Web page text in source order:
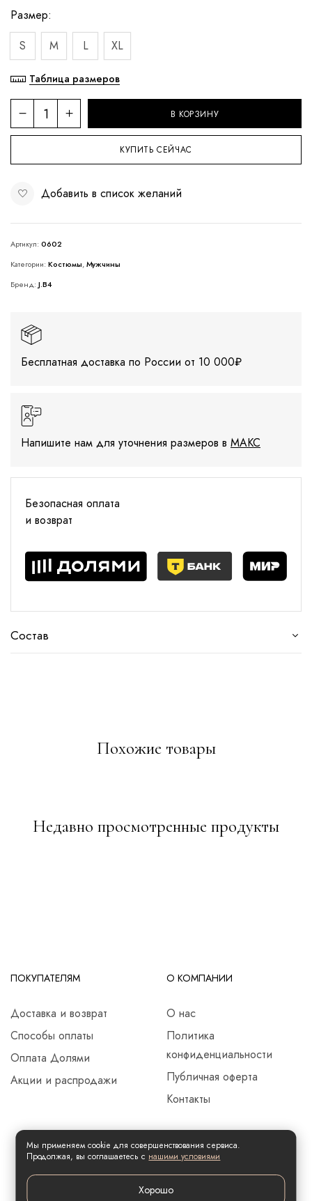
Размер
S
M L XL
Таблица размеров
В КОРЗИНУ
КУПИТЬ СЕЙЧАС
Добавить в список желаний
Артикул: 0602
Категории: Костюмы, Мужчины
Бренд:J.B4
Бесплатная доставка по России от 10 000₽
Напишите нам для уточнения размеров в МАКС
Безопасная оплата
и возврат
Состав
Похожие товары
Недавно просмотренные продукты
ПОКУПАТЕЛЯМ
Доставка и возврат
Способы оплаты
Оплата Долями
Акции и распродажи
О КОМПАНИИ
О нас
Политика
конфиденциальности
Публичная оферта
Контакты
Мы применяем cookie для совершенствования сервиса.
Продолжая, вы соглашаетесь с нашими условиями
Хорошо